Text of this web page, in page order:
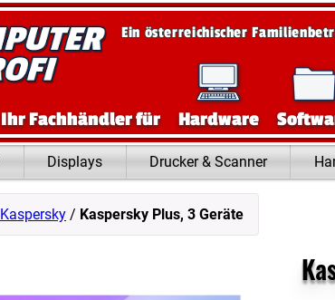
Ein österreichischer
Ihr Fachhändler für Hardware
Displays Drucker & Scanner
Kaspersky / Kaspersky Plus, 3 Geräte